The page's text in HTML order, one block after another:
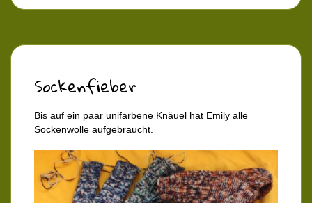
Sockenfieber
Bis auf ein paar unifarbene Knäuel hat Emily alle
Sockenwolle aufgebraucht.